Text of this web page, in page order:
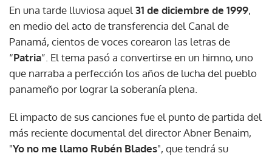
En una tarde lluviosa aquel 31 de diciembre de 1999,
en medio del acto de transferencia del Canal de
Panamá, cientos de voces corearon las letras de
“Patria”. El tema pasó a convertirse en un himno, uno
que narraba a perfección los años de lucha del pueblo
panameño por lograr la soberanía plena.
El impacto de sus canciones fue el punto de partida del
más reciente documental del director Abner Benaim,
"Yo no me llamo Rubén Blades", que tendrá su